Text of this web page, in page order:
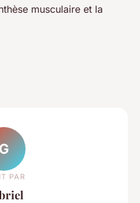
musculaire et la
PAR